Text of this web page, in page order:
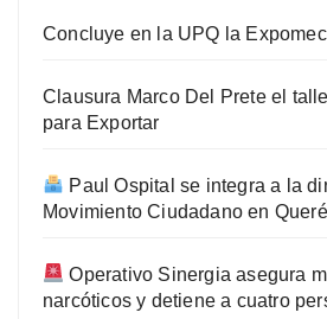
Concluye en la UPQ la
Clausura Marco Del Prete el
para Exportar
Paul Ospital se integra a la
Movimiento Ciudadano en
Operativo Sinergia asegura
narcóticos y detiene a cuatro